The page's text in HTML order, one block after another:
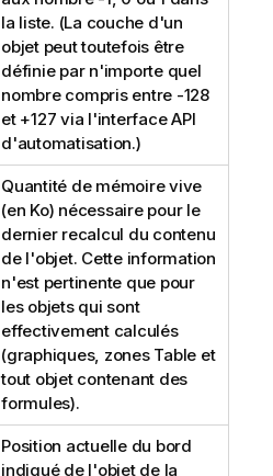
la liste. (La couche d'un
objet peut toutefois être
définie par n'importe quel
nombre compris entre -128
et +127 via l'interface API
d'automatisation.)
Quantité de mémoire vive
(en Ko) nécessaire pour le
dernier recalcul du contenu
de l'objet. Cette information
n'est pertinente que pour
les objets qui sont
effectivement calculés
(graphiques, zones Table et
tout objet contenant des
formules).
Position actuelle du bord
indiqué de l'objet de la